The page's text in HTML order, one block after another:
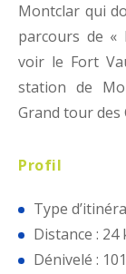
Montclar qui
parcours de «
voir le Fort
station de
Grand tour des
Profil
Type
Distance : 24
Dénivelé :